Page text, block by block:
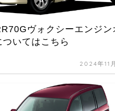
ヴォクシーエンジン
ついてはこちら
2024年11